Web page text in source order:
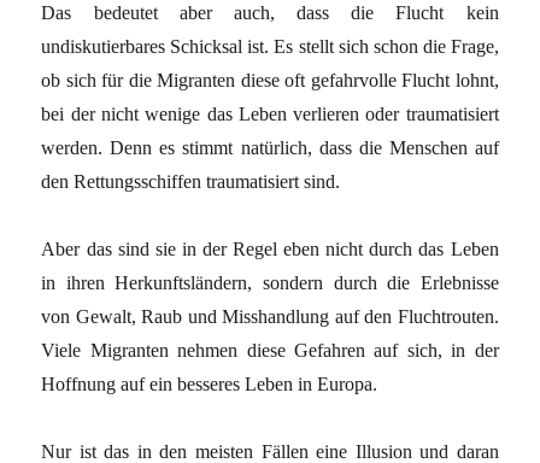
Das bedeutet aber auch, dass die Flucht kein
undiskutierbares Schicksal ist. Es stellt sich schon die Frage,
ob sich für die Migranten diese oft gefahrvolle Flucht lohnt,
bei der nicht wenige das Leben verlieren oder traumatisiert
werden. Denn es stimmt natürlich, dass die Menschen auf
den Rettungsschiffen traumatisiert sind.
Aber das sind sie in der Regel eben nicht durch das Leben
in ihren Herkunftsländern, sondern durch die Erlebnisse
von Gewalt, Raub und Misshandlung auf den Fluchtrouten.
Viele Migranten nehmen diese Gefahren auf sich, in der
Hoffnung auf ein besseres Leben in Europa.
Nur ist das in den meisten Fällen eine Illusion und daran